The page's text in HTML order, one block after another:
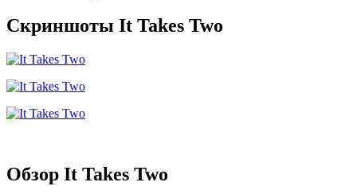
Скриншоты It Takes Two
Обзор It Takes Two